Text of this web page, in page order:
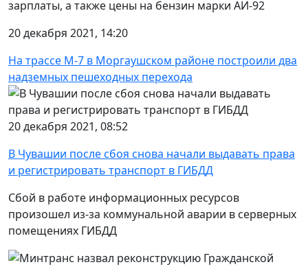
зарплаты, а также цены на бензин марки АИ-92
20 декабря 2021, 14:20
На трассе М-7 в Моргаушском районе построили два
надземных пешеходных перехода
20 декабря 2021, 08:52
В Чувашии после сбоя снова начали выдавать права
и регистрировать транспорт в ГИБДД
Сбой в работе информационных ресурсов
произошел из-за коммунальной аварии в серверных
помещениях ГИБДД